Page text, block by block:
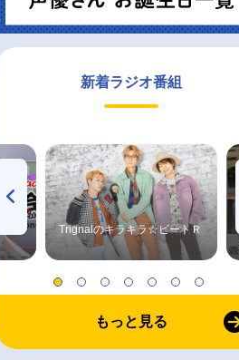
新着ラジオ番組
Trignalのキラキラ☆ビートＲ
もっと見る